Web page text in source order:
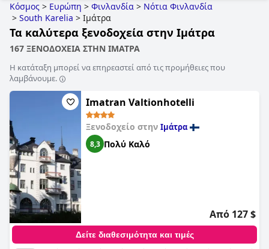
Κόσμος > Ευρώπη > Φινλανδία > Νότια Φινλανδία
> South Karelia > Ιμάτρα
Τα καλύτερα ξενοδοχεία στην Ιμάτρα
167 ΞΕΝΟΔΟΧΕΙΑ ΣΤΗΝ ΙΜΑΤΡΑ
Η κατάταξη μπορεί να επηρεαστεί από τις προμήθειες που
λαμβάνουμε.
Imatran Valtionhotelli
Ξενοδοχείο στην Ιμάτρα
8,3 Πολύ Καλό
Από 127 $
Δείτε διαθεσιμότητα και τιμές